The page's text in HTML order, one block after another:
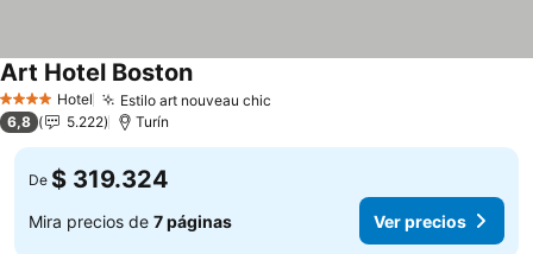
4 EstrellasHotel Estilo art nouveau chic
Art Hotel Boston
6,8 5.222 Turín
De $ 319.324
Mira precios de 7 páginas Ver precios